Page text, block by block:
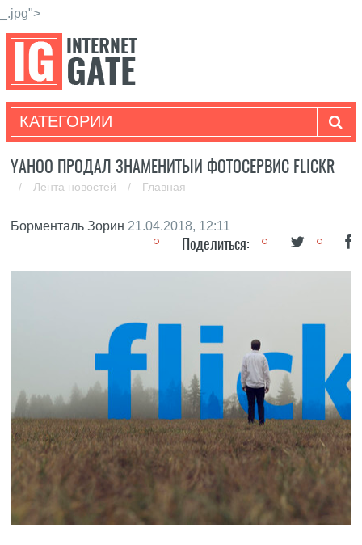
_.jpg">
КАТЕГОРИИ
YAHOO ПРОДАЛ ЗНАМЕНИТЫЙ ФОТОСЕРВИС FLICKR
/ Лента новостей / Главная
Борменталь Зорин 21.04.2018, 12:11
Поделиться: